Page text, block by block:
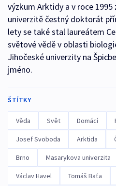
výzkum Arktidy a v roce 1995
univerzitě čestný doktorát
lety se také stal laureátem
světové vědě v oblasti
Jihočeské univerzity na
jméno.
ŠTÍTKY
Věda Svět Domácí
Josef Svoboda Arktida
Brno Masarykova univerzita
Václav Havel Tomáš Baťa